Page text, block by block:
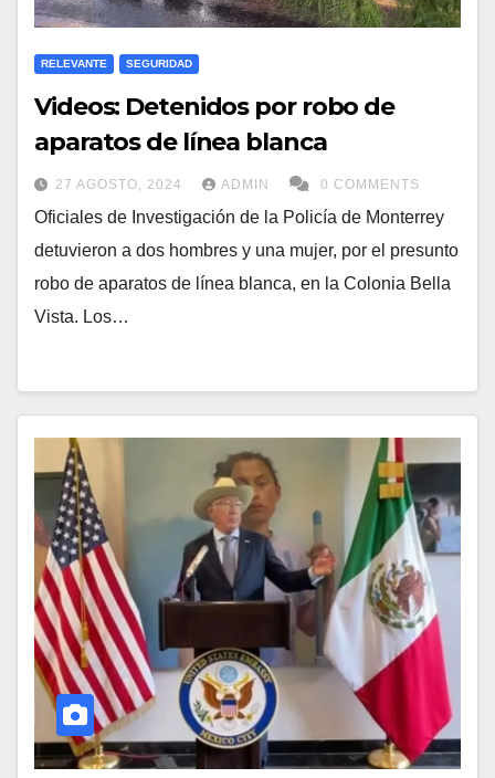
RELEVANTE SEGURIDAD
Videos: Detenidos por robo de
aparatos de línea blanca
27 AGOSTO, 2024 ADMIN 0 COMMENTS
Oficiales de Investigación de la Policía de Monterrey
detuvieron a dos hombres y una mujer, por el presunto
robo de aparatos de línea blanca, en la Colonia Bella
Vista. Los…